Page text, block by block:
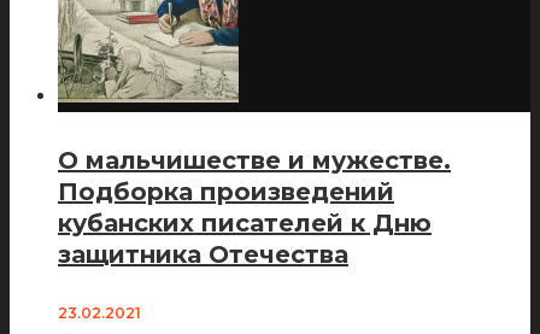
О мальчишестве и мужестве.
Подборка произведений
кубанских писателей к Дню
защитника Отечества
23.02.2021